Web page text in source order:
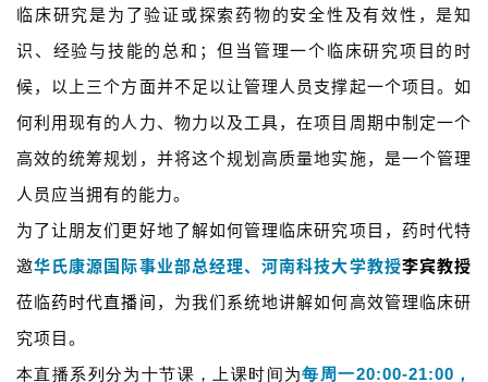
临床研究是为了验证或探索药物的安全性及有效性，是知
识、经验与技能的总和；但当管理一个临床研究项目的时
候，以上三个方面并不足以让管理人员支撑起一个项目。如
何利用现有的人力、物力以及工具，在项目周期中制定一个
高效的统筹规划，并将这个规划高质量地实施，是一个管理
人员应当拥有的能力。
为了让朋友们更好地了解如何管理临床研究项目，药时代特
邀华氏康源国际事业部总经理、河南科技大学教授李宾教授
莅临药时代直播间 ，为我们系统地讲解如何高效管理临床研
究项目。
本直播系列分为十节课，上课时间为每周一20:00-21:00，